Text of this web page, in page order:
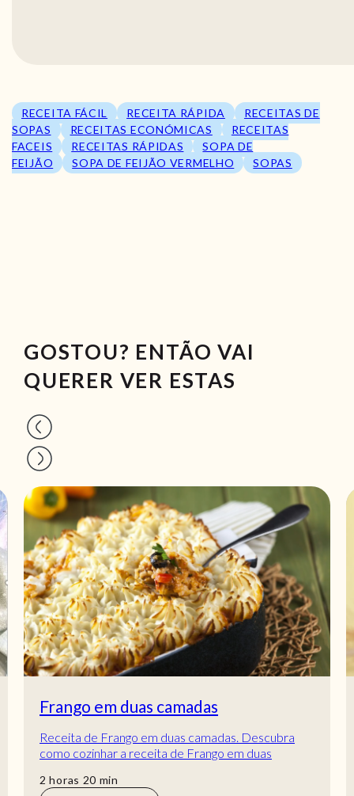
RECEITA FÁCIL RECEITA RÁPIDA
RECEITAS DE
SOPAS
RECEITAS ECONÓMICAS
RECEITAS
FACEIS
RECEITAS RÁPIDAS
SOPA DE
FEIJÃO
SOPA DE FEIJÃO VERMELHO SOPAS
GOSTOU? ENTÃO VAI
QUERER VER ESTAS
Frango em duas camadas
Receita de Frango em duas camadas. Descubra
como cozinhar a receita de Frango em duas
Teleculin...
2 horas
horas 20 min
min